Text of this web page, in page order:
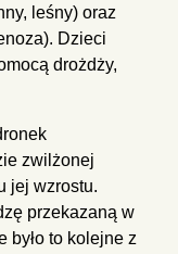
leśny) oraz
Dzieci
drożdży,
zwilżonej
jej wzrostu.
przekazaną w
było to kolejne z